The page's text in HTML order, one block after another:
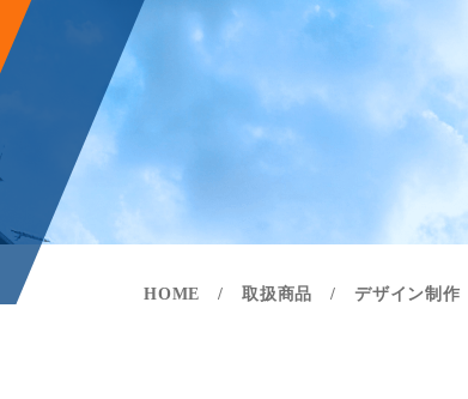
HOME 取扱商品 デザイン制作